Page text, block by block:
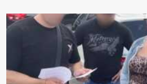
помер
після
відвідин
Оболоні